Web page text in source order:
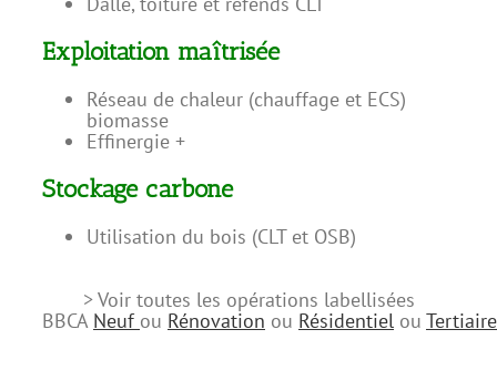
Exploitation maîtrisée
Réseau de chaleur (chauffage et ECS)
biomasse
Effinergie +
Stockage carbone
Utilisation du bois (CLT et OSB)
> Voir toutes les opérations labellisées
BBCA Neuf ou Rénovation ou Résidentiel ou Tertiaire